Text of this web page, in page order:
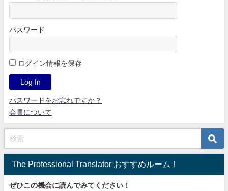
パスワード
ログイン情報を保存
パスワードをお忘れですか？
会員について
The Professional Translator おすすめルーム！
ぜひこの機会に読んでみてください！